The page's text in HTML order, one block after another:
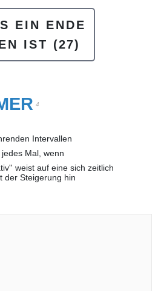
EIN ENDE
IST (27)
4
Intervallen
Mal, wenn
weist auf eine sich zeitlich
der Steigerung hin